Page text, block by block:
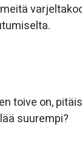
toive on,
suurempi?